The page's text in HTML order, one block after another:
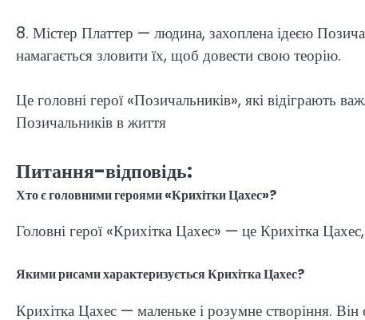
8. Містер Платтер — людина, захоплена ідеєю
намагається зловити їх, щоб довести свою теорію.
Це головні герої «Позичальників», які відіграють
Позичальників в життя
Питання-відповідь:
Хто є головними героями «Крихітки Цахес»?
Головні герої «Крихітка Цахес» — це Крихітка
Якими рисами характеризується Крихітка Цахес?
Крихітка Цахес — маленьке і розумне створіння.